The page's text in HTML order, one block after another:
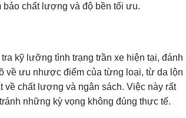
chất lượng và độ bền tối ưu.
kỹ lưỡng tình trạng trần xe hiện tại, đánh
về ưu nhược điểm của từng loại, từ da lộn
chất lượng và ngân sách. Việc này rất
những kỳ vọng không đúng thực tế.